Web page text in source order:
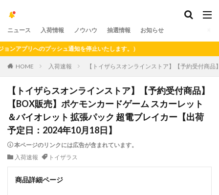
ニュース 入荷情報 ノウハウ 抽選情報 お知らせ
リへのプッシュ通知を停止いたします。）
HOME 入荷速報 【トイザらスオンラインストア】【予約受付商
【トイザらスオンラインストア】【予約受付商品】
【BOX販売】ポケモンカードゲーム スカーレット
＆バイオレット 拡張パック 超電ブレイカー【出荷
予定日：2024年10月18日】
本ページのリンクには広告が含まれています。
入荷速報
トイザラス
商品詳細ページ